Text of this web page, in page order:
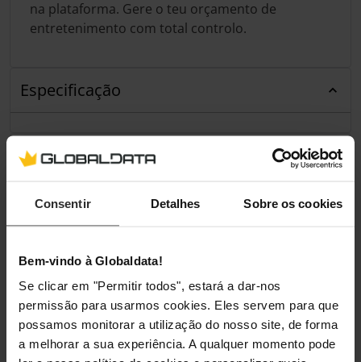
Consentir Detalhes Sobre os cookies
Bem-vindo à Globaldata!
Se clicar em "Permitir todos", estará a dar-nos
permissão para usarmos cookies. Eles servem para que
possamos monitorar a utilização do nosso site, de forma
a melhorar a sua experiência. A qualquer momento pode
na plataforma. Gere o teu orçamento de
entretenimento com total controlo.
Especificação
Classificações